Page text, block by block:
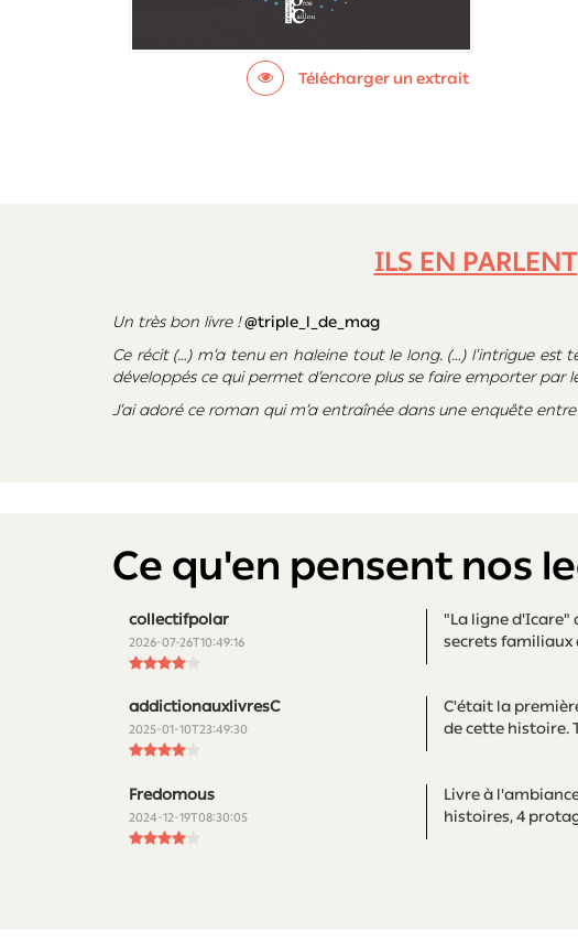
Télécharger un extrait
ILS EN PARLENT
Un très bon livre !@triple_l_de_mag
Ce récit (…) m’a tenu en haleine tout le long. (…) l’intrigue
développés ce qui permet d’encore plus se faire emporter par
J’ai adoré ce roman qui m’a entraînée dans une enquête
Ce qu'en pensent nos
collectifpolar
2026-07-26T10:49:16
"La ligne d'Icare"
secrets familiaux
addictionauxlivresC
2025-01-10T23:49:30
C'était la
de cette histoire.
Fredomous
2024-12-19T08:30:05
Livre à
histoires, 4